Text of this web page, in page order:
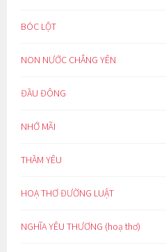
BÓC LỘT
NON NƯỚC CHẲNG YÊN
ĐẦU ĐÔNG
NHỚ MÃI
THẦM YÊU
HOẠ THƠ ĐƯỜNG LUẬT
NGHĨA YÊU THƯƠNG (hoạ thơ)